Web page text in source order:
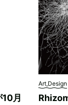
月
Art,Design